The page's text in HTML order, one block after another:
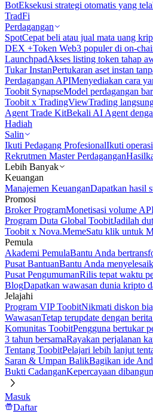
BotEksekusi strategi otomatis yang
TradFi
Perdagangan
SpotCepat beli atau jual mata uang
DEX +Token Web3 populer di on-
LaunchpadAkses listing token tahap
Tukar InstanPertukaran aset instan
Perdagangan APIMenyediakan cara
Toobit SynapseModel perdagangan
Toobit x TradingViewTrading
Agent Trade KitBekali AI Agent
Hadiah
Salin
Ikuti Pedagang ProfesionalIkuti
Rekrutmen Master Perdagangan
Lebih Banyak
Keuangan
Manajemen KeuanganDapatkan hasil
Promosi
Broker ProgramMonetisasi volume
Program Duta Global ToobitJadilah
Toobit x Nova.MemeSatu klik untuk
Pemula
Akademi PemulaBantu Anda
Pusat BantuanBantu Anda
Pusat PengumumanRilis tepat waktu
BlogDapatkan wawasan dunia kripto
Jelajahi
Program VIP ToobitNikmati diskon
WawasanTetap terupdate dengan
Komunitas ToobitPengguna bertukar
3 tahun bersamaRayakan perjalanan
Tentang ToobitPelajari lebih lanjut
Saran & Umpan BalikBagikan ide
Bukti CadanganKepercayaan
Masuk
Daftar